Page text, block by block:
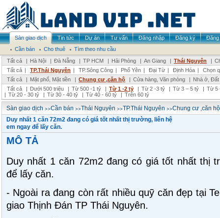
Sàn giao dịch Tin tức Dự án Tư vấn Đăng nhập Đăng ký
Đăng
Cần bán
Cho thuê
Tìm theo nhu cầu
Tất cả
| Hà Nội | Đà Nẵng | TP HCM | Hải Phòng | An Giang | Thái Nguyên |
Tất cả | TP.Thái Nguyên | TP.Sông Công | Phổ Yên | Đại Từ | Định Hóa |
Chọn
Tất cả
| Mặt phố, Mặt tiền | Chung cư ,căn hộ | Cửa hàng, Văn phòng | Nhà ở,
Tất cả
| Dưới 500 triệu | Từ 500 -1 tỷ | Từ 1 -2 tỷ | Từ 2 -3 tỷ | Từ 3 – 5 tỷ | Từ 5
| Từ 20 - 30 tỷ | Từ 30 - 40 tỷ | Từ 40 - 60 tỷ | Trên 60 tỷ
Sàn giao dịch >>Cần bán >>Thái Nguyên >>TP.Thái Nguyên >>Chung cư ,căn hộ
Duy nhất 1 căn 72m2 đang có giá tốt nhất thị trường, liên hệ
em ngay để lấy căn.
MÔ TẢ
Duy nhất 1 căn 72m2 đang có giá tốt nhất thị
để lấy căn.
- Ngoài ra đang còn rất nhiều quỹ căn đẹp tại
giao Thịnh Đán TP Thái Nguyên.